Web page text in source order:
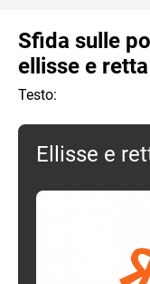
Sfida sulle
ellisse e retta
Testo:
Ellisse e